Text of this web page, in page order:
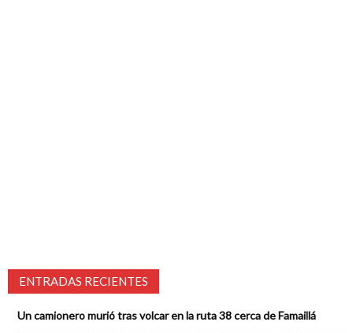
ENTRADAS RECIENTES
Un camionero murió tras volcar en la ruta 38 cerca de Famaillá